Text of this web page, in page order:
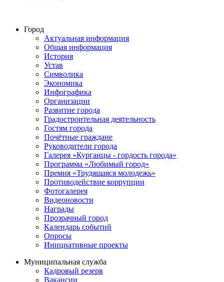
Город
Актуальная информация
Общая информация
История
Устав
Символика
Экономика
Инфографика
Организации
Развитие города
Градостроительная деятельность
Гостям города
Почётные граждане
Руководители города
Галерея «Курганцы - гордость города»
Программа «Любимый город»
Премия «Трудящаяся молодежь»
Противодействие коррупции
Фотогалерея
Видеоновости
Награды
Прозрачный город
Календарь событий
Опросы
Инициативные проекты
Муниципальная служба
Кадровый резерв
Вакансии